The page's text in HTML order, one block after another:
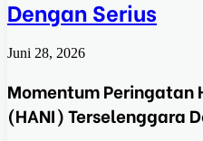
Dengan Serius
Juni 28, 2026
Momentum Peringatan
(HANI) Terselenggara